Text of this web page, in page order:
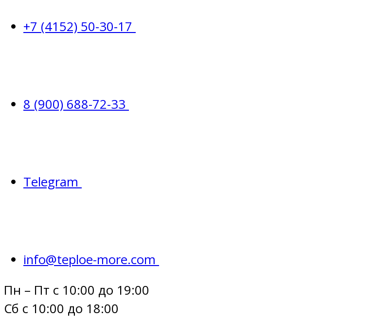
+7 (4152) 50-30-17
8 (900) 688-72-33
Telegram
info@teploe-more.com
Пн – Пт с 10:00 до 19:00
Сб с 10:00 до 18:00